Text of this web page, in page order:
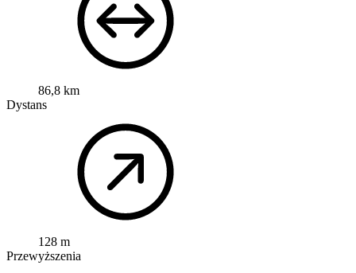
86,8 km
Dystans
128 m
Przewyższenia